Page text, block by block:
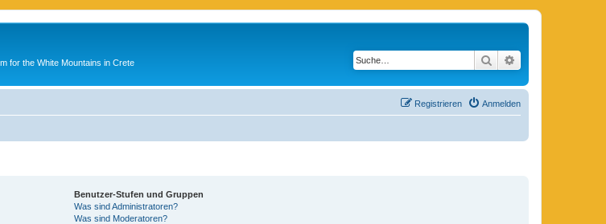
for the White Mountains in Crete Suche
Anmelden
Registrieren
Benutzer-Stufen und Gruppen
Was sind Administratoren?
Was sind Moderatoren?